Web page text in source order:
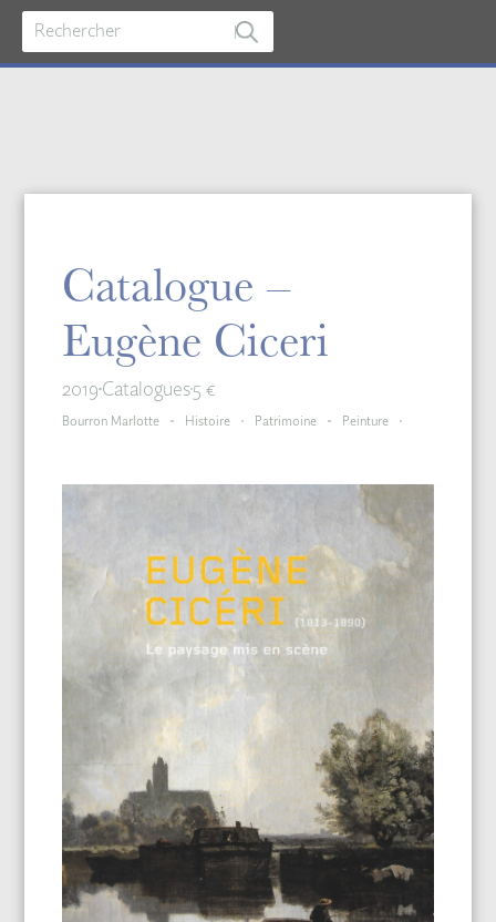
Catalogue –
Eugène Ciceri
2019Catalogues5 €
Bourron Marlotte Histoire Patrimoine Peinture